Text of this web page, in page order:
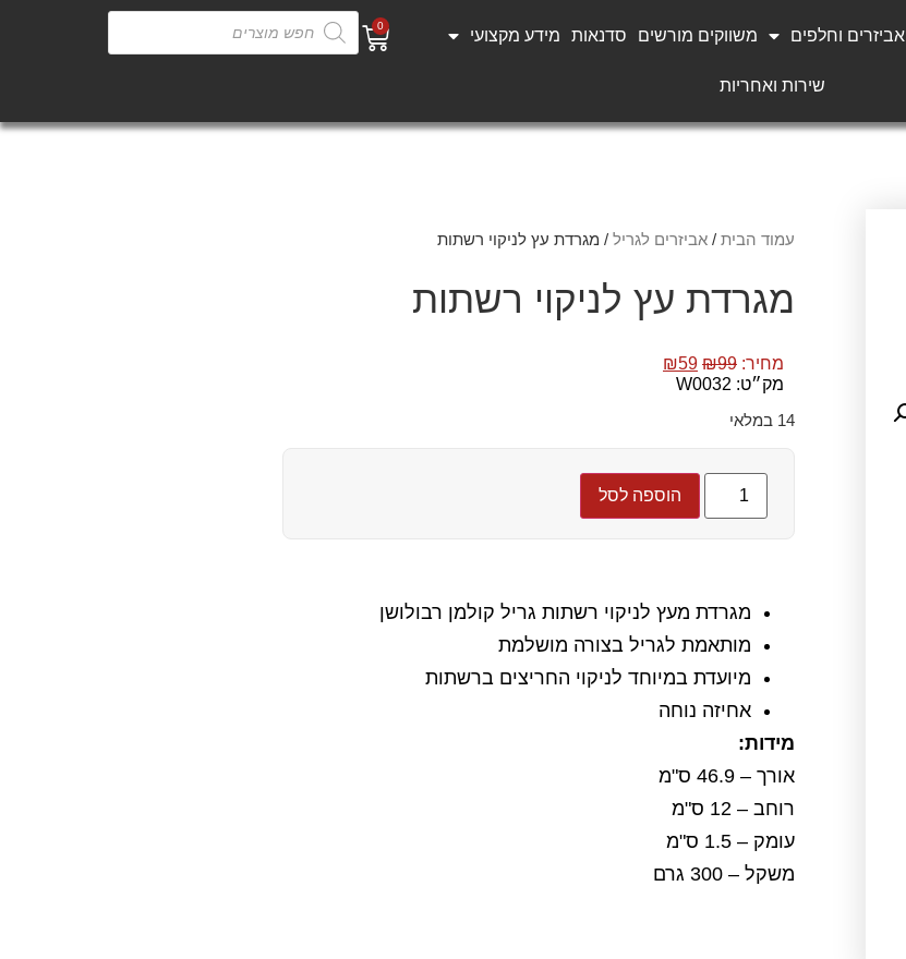
אביזרים וחלפים משווקים מורשים סדנאות מידע מקצועי
שירות ואחריות
0
עמוד הבית / אביזרים לגריל / מגרדת עץ לניקוי רשתות
מגרדת עץ לניקוי רשתות
מחיר: ₪99
₪59
מק״ט: W0032
14 במלאי
הוספה לסל
מגרדת מעץ לניקוי רשתות גריל קולמן רבולושן
מותאמת לגריל בצורה מושלמת
מיועדת במיוחד לניקוי החריצים ברשתות
אחיזה נוחה
מידות:
אורך – 46.9 ס"מ
רוחב – 12 ס"מ
עומק – 1.5 ס"מ
משקל – 300 גרם